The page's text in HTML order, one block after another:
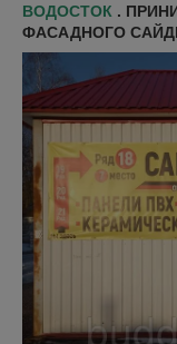
ВОДОСТОК .
ФАСАДНОГО